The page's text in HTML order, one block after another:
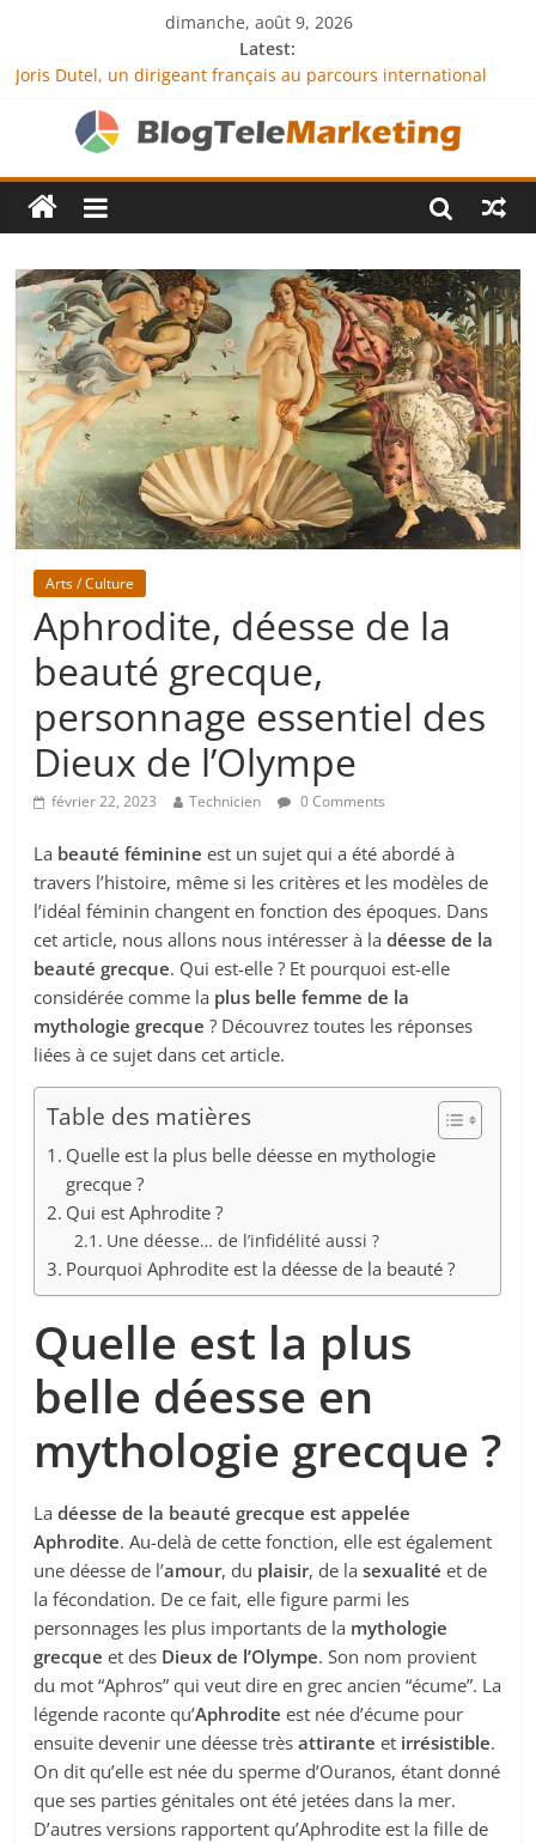
dimanche, août 9, 2026
Latest:
Joris Dutel, un dirigeant français au parcours international
Agria Assurance Animaux : comment l’entreprise se
démarque-t-elle de la concurrence ?
JCA Academy : l’excellence au service de l’indépendance
financière
Denis Bouclon : la diplomatie éducative comme moteur de
Next Terra International : des solutions logistiques au service
du commerce international
Arts / Culture
Aphrodite, déesse de la
beauté grecque,
personnage essentiel des
Dieux de l’Olympe
février 22, 2023 Technicien 0 Comments
La beauté féminine est un sujet qui a été abordé à
travers l’histoire, même si les critères et les modèles de
l’idéal féminin changent en fonction des époques. Dans
cet article, nous allons nous intéresser à ladéesse de la
beauté grecque. Qui est-elle ? Et pourquoi est-elle
considérée comme la plus belle femme de la
mythologie grecque ? Découvrez toutes les réponses
liées à ce sujet dans cet article.
Table des matières
Quelle est la plus belle déesse en mythologie
grecque ?
Qui est Aphrodite ?
Une déesse… de l’infidélité aussi ?
Pourquoi Aphrodite est la déesse de la beauté ?
Quelle est la plus
belle déesse en
mythologie grecque ?
Ladéesse de la beauté grecque est appelée
Aphrodite. Au-delà de cette fonction, elle est également
une déesse de l’amour, du plaisir, de lasexualité et de
la fécondation. De ce fait, elle figure parmi les
personnages les plus importants de la mythologie
grecque et des Dieux de l’Olympe. Son nom provient
du mot “Aphros” qui veut dire en grec ancien “écume”. La
légende raconte qu’Aphrodite est née d’écume pour
ensuite devenir une déesse trèsattirante et irrésistible.
On dit qu’elle est née du sperme d’Ouranos, étant donné
que ses parties génitales ont été jetées dans la mer.
D’autres versions rapportent qu’Aphrodite est la fille de